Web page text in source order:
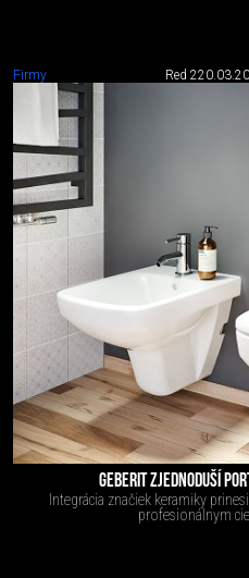
Firmy Red 2
GEBERIT ZJEDNODUŠÍ
Integrácia značiek keramiky
profesionálnym